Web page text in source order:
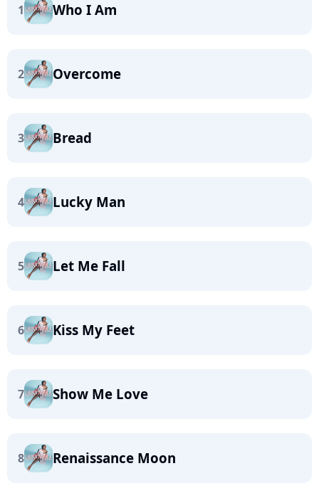
1 Who I Am
2 Overcome
3 Bread
4 Lucky Man
5 Let Me Fall
6 Kiss My Feet
7 Show Me Love
8 Renaissance Moon